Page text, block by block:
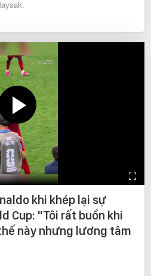
khi khép lại sự
Cup: "Tôi rất buồn khi
này nhưng lương tâm